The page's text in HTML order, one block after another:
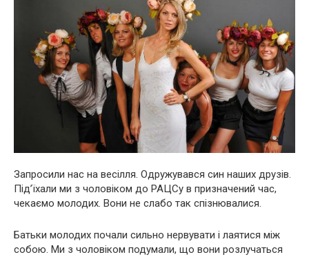
Запросили нас на весілля. Одружувався син наших друзів.
Під’їхали ми з чоловіком до РАЦСу в призначений час,
чекаємо молодих. Вони не слабо так спізнювалися.
Батьки молодих почали сильно нервувати і лаятися між
собою. Ми з чоловіком подумали, що вони розлучаться